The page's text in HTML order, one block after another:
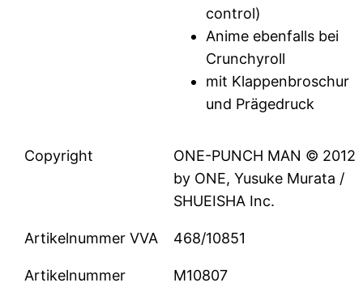
control)
Anime ebenfalls bei
Crunchyroll
mit Klappenbroschur
und Prägedruck
Copyright
ONE-PUNCH MAN © 2012
by ONE, Yusuke Murata /
SHUEISHA Inc.
Artikelnummer VVA 468/10851
Artikelnummer M10807